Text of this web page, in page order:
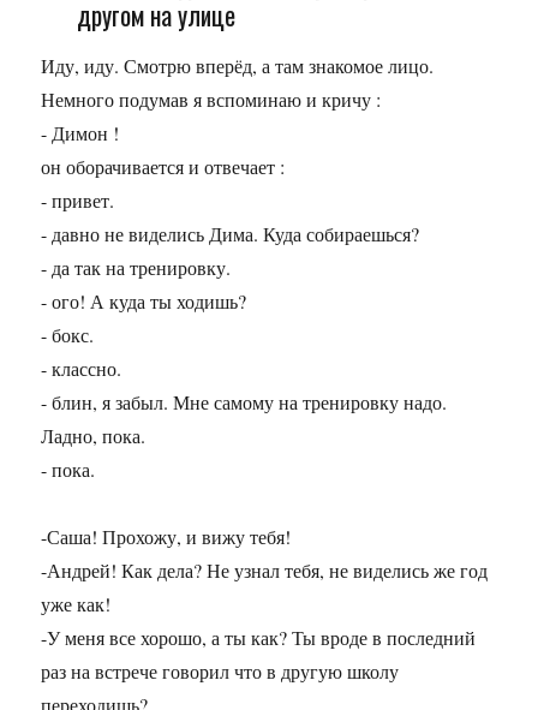
другом на улице
Иду, иду. Смотрю вперёд, а там знакомое лицо.
Немного подумав я вспоминаю и кричу :
- Димон !
он оборачивается и отвечает :
- привет.
- давно не виделись Дима. Куда собираешься?
- да так на тренировку.
- ого! А куда ты ходишь?
- бокс.
- классно.
- блин, я забыл. Мне самому на тренировку надо.
Ладно, пока.
- пока.
-Саша! Прохожу, и вижу тебя!
-Андрей! Как дела? Не узнал тебя, не виделись же год
уже как!
-У меня все хорошо, а ты как? Ты вроде в последний
раз на встрече говорил что в другую школу
переходишь?